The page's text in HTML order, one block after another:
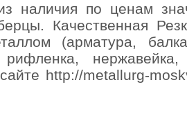
по ценам
Качественная
(арматура,
рифленка,
http://metallurg-